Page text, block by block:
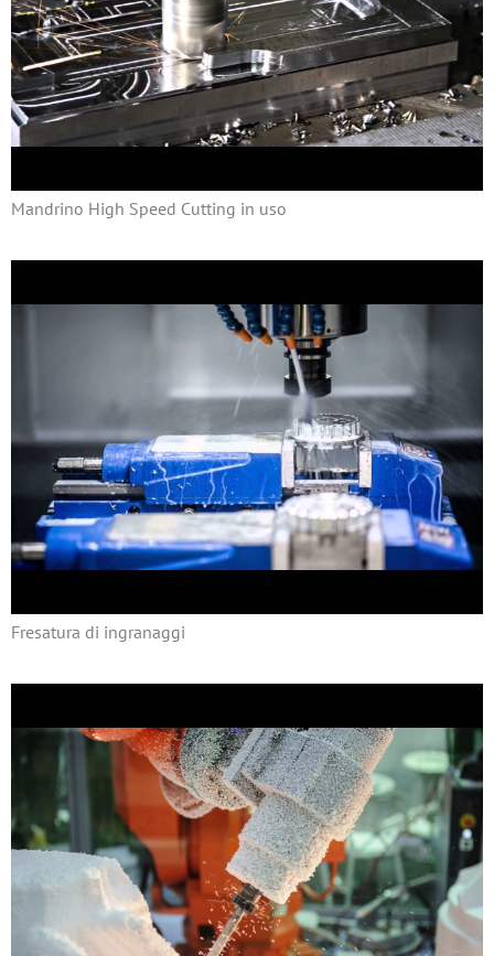
Mandrino High Speed Cutting in uso
Fresatura di ingranaggi